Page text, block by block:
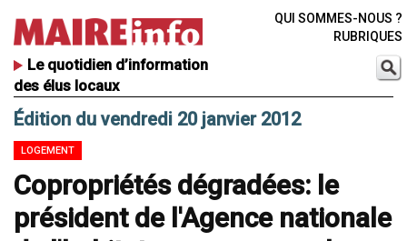
Le quotidien d’information
des élus locaux
QUI SOMMES-NOUS ?
RUBRIQUES
Édition du vendredi 20 janvier 2012
LOGEMENT
Copropriétés dégradées: le
président de l'Agence nationale